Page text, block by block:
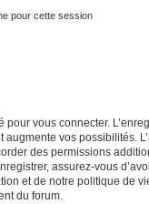
pour cette session
pour vous connecter.
vos possibilités.
des permissions
assurez-vous
et de notre politique de
du forum.